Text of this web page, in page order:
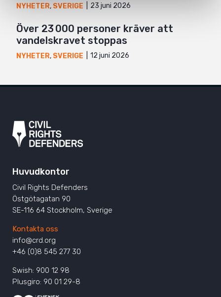
NYHETER, SVERIGE 23 juni 2026
Över 23 000 personer kräver att
vandelskravet stoppas
NYHETER, SVERIGE 12 juni 2026
Huvudkontor
Civil Rights Defenders
Östgötagatan 90
SE-116 64 Stockholm, Sverige
Kontakta oss
info@crd.org
+46 (0)8 545 277 30
Swish: 900 12 98
Plusgiro: 90 01 29-8